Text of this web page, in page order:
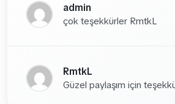
admin
çok teşekkürler RmtkL
RmtkL
Güzel paylaşım için